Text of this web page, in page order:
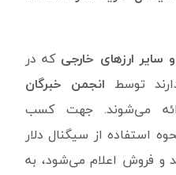
ارزهای خارجی که در
توسط انجمن خبرگان
می‌شوند. جهت کسب
استفاده از سیگنال دلار
و فروش اعلام می‌شود، به‌